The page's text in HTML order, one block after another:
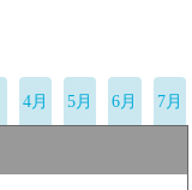
4月 5月 6月 7月